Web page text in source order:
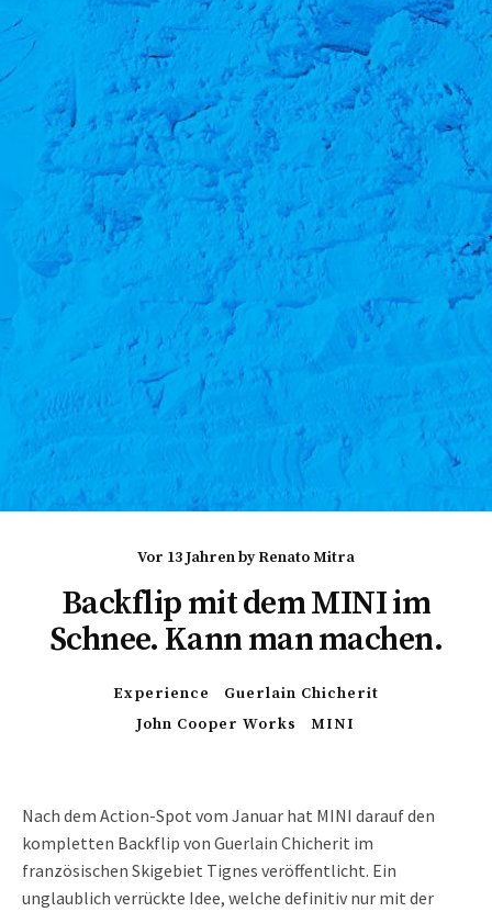
vor 13 JahrenbyRenato Mitra
Backflip mit dem MINI im
Schnee. Kann man machen.
Experience
Guerlain Chicherit
John Cooper Works
MINI
Nach dem Action-Spot vom Januar hat MINI darauf den
kompletten Backflip von Guerlain Chicherit im
französischen Skigebiet Tignes veröffentlicht. Ein
unglaublich verrückte Idee, welche definitiv nur mit der